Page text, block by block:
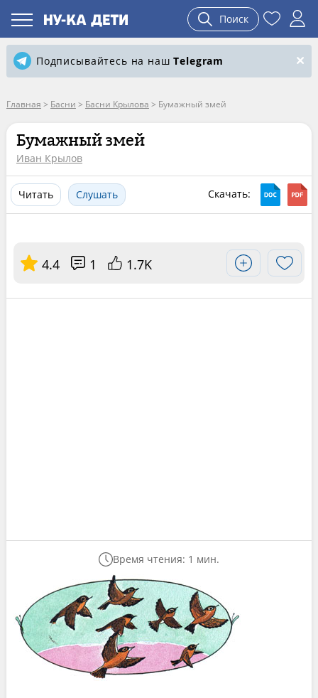
Поиск
Подписывайтесь на нашTelegram
Главная > Басни > Басни Крылова > Бумажный змей
Бумажный змей
Иван Крылов
Читать Слушать Скачать:
4.4 1 1.7K
Время чтения: 1 мин.